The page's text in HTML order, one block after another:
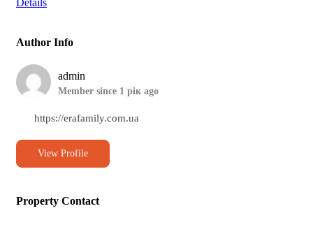
Details
Author Info
admin
Member since 1 рік ago
https://erafamily.com.ua
View Profile
Property Contact